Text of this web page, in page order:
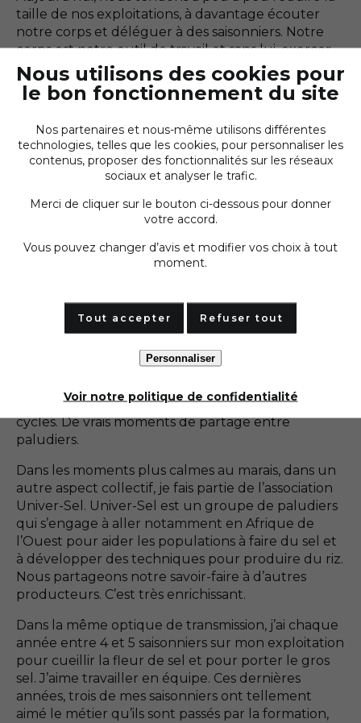
taille de nos exploitations, à davantage écouter
notre corps et déléguer à des saisonniers. Notre
corps est notre outil de travail et sans lui, exercer
le métier de paludier est impossible. La météo
change, les étés sont de plus en plus chauds et
faire 10 heures de travail par jour sous de si grosses
Le partage et la transmission
comme points d’ancrage
et de transmission dans le métier de paludier
s’user. Ils doivent alors être remis en état. Seul, la
tâche est très compliquée. Il y a donc des petits
groupes au sein de la coopérative. Chaque début
d’année, chaque paludier informe de ses besoins
sont fixés chez les uns et les autres. Ce sont des
cycles. De vrais moments de partage entre
paludiers.
Dans les moments plus calmes au marais, dans un
autre aspect collectif, je fais partie de l’association
Univer-Sel. Univer-Sel est un groupe de paludiers
qui s’engage à aller notamment en Afrique de
l’Ouest pour aider les populations à faire du sel et
à développer des techniques pour produire du riz.
Nous partageons notre savoir-faire à d’autres
producteurs. C’est très enrichissant.
Dans la même optique de transmission, j’ai chaque
année entre 4 et 5 saisonniers sur mon exploitation
pour cueillir la fleur de sel et pour porter le gros
sel. J’aime travailler en équipe. Ces dernières
années, trois de mes saisonniers ont tellement
aimé le métier qu’ils sont passés par la formation,
Nous utilisons des cookies pour
le bon fonctionnement du site
Nos partenaires et nous-même utilisons différentes
technologies, telles que les cookies, pour personnaliser les
contenus, proposer des fonctionnalités sur les réseaux
sociaux et analyser le trafic.
Merci de cliquer sur le bouton ci-dessous pour donner
votre accord.
Vous pouvez changer d’avis et modifier vos choix à tout
moment.
Tout accepter Refuser tout
Personnaliser
Voir notre politique de confidentialité